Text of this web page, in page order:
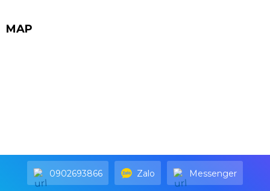
MAP
0902693866 Zalo Messenger